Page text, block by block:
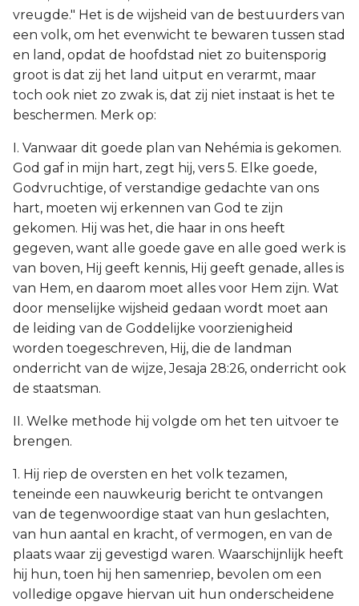
vreugde." Het is de wijsheid van de bestuurders van
een volk, om het evenwicht te bewaren tussen stad
en land, opdat de hoofdstad niet zo buitensporig
groot is dat zij het land uitput en verarmt, maar
toch ook niet zo zwak is, dat zij niet instaat is het te
beschermen. Merk op:
I. Vanwaar dit goede plan van Nehémia is gekomen.
God gaf in mijn hart, zegt hij, vers 5. Elke goede,
Godvruchtige, of verstandige gedachte van ons
hart, moeten wij erkennen van God te zijn
gekomen. Hij was het, die haar in ons heeft
gegeven, want alle goede gave en alle goed werk is
van boven, Hij geeft kennis, Hij geeft genade, alles is
van Hem, en daarom moet alles voor Hem zijn. Wat
door menselijke wijsheid gedaan wordt moet aan
de leiding van de Goddelijke voorzienigheid
worden toegeschreven, Hij, die de landman
onderricht van de wijze, Jesaja 28:26, onderricht ook
de staatsman.
II. Welke methode hij volgde om het ten uitvoer te
brengen.
1. Hij riep de oversten en het volk tezamen,
teneinde een nauwkeurig bericht te ontvangen
van de tegenwoordige staat van hun geslachten,
van hun aantal en kracht, of vermogen, en van de
plaats waar zij gevestigd waren. Waarschijnlijk heeft
hij hun, toen hij hen samenriep, bevolen om een
volledige opgave hiervan uit hun onderscheidene